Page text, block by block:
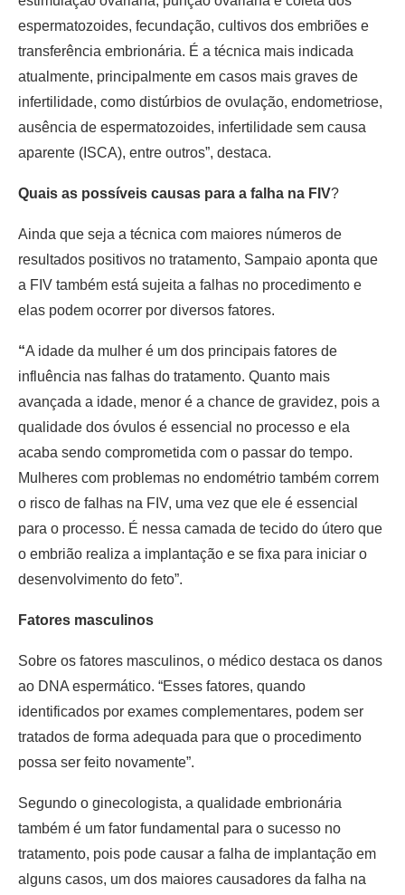
espermatozoides, fecundação, cultivos dos embriões e
transferência embrionária. É a técnica mais indicada
atualmente, principalmente em casos mais graves de
infertilidade, como distúrbios de ovulação, endometriose,
ausência de espermatozoides, infertilidade sem causa
aparente (ISCA), entre outros”, destaca.
Quais as possíveis causas para a falha na FIV?
Ainda que seja a técnica com maiores números de
resultados positivos no tratamento, Sampaio aponta que
a FIV também está sujeita a falhas no procedimento e
elas podem ocorrer por diversos fatores.
“A idade da mulher é um dos principais fatores de
influência nas falhas do tratamento. Quanto mais
avançada a idade, menor é a chance de gravidez, pois a
qualidade dos óvulos é essencial no processo e ela
acaba sendo comprometida com o passar do tempo.
Mulheres com problemas no endométrio também correm
o risco de falhas na FIV, uma vez que ele é essencial
para o processo. É nessa camada de tecido do útero que
o embrião realiza a implantação e se fixa para iniciar o
desenvolvimento do feto”.
Fatores masculinos
Sobre os fatores masculinos, o médico destaca os danos
ao DNA espermático. “Esses fatores, quando
identificados por exames complementares, podem ser
tratados de forma adequada para que o procedimento
possa ser feito novamente”.
Segundo o ginecologista, a qualidade embrionária
também é um fator fundamental para o sucesso no
tratamento, pois pode causar a falha de implantação em
alguns casos, um dos maiores causadores da falha na